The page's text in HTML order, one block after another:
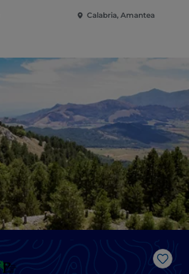
Calabria, Amantea